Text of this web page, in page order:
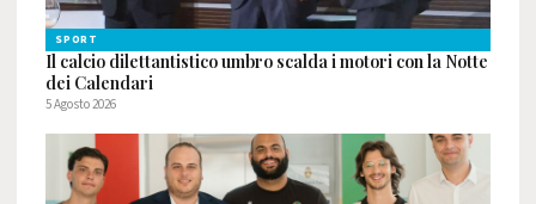
SPORT
Il calcio dilettantistico umbro scalda i motori con la Notte
dei Calendari
5 Agosto 2026